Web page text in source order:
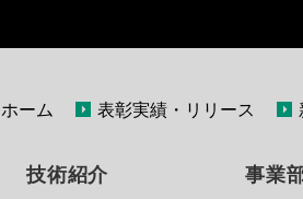
ホーム 表彰実績・リリース
技術紹介 事業